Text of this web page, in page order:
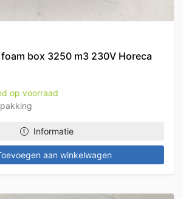
box 3250 m3 230V Horeca
op voorraad
Informatie
aan winkelwagen